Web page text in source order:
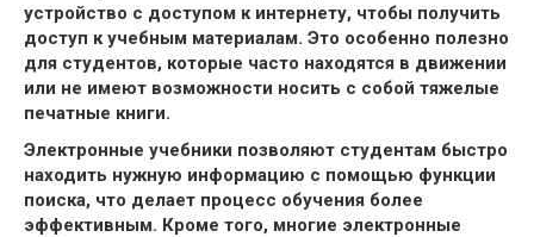
устройство с доступом к интернету, чтобы получить
доступ к учебным материалам. Это особенно полезно
для студентов, которые часто находятся в движении
или не имеют возможности носить с собой тяжелые
печатные книги.
Электронные учебники позволяют студентам быстро
находить нужную информацию с помощью функции
поиска, что делает процесс обучения более
эффективным. Кроме того, многие электронные